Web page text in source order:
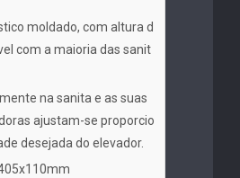
moldado, com altura d
com a maioria das sanit
na sanita e as suas
ajustam-se proporcio
desejada do elevador.